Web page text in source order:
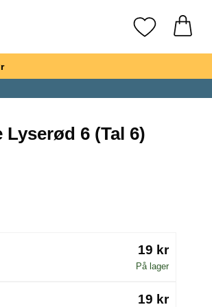
Mine favoritter
6 (Tal 6)
vil genindlæse siden)
19 kr
På lager
19 kr